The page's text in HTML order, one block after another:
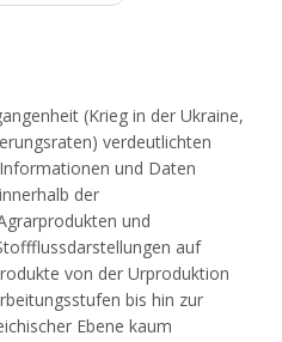
(Krieg in der Ukraine,
verdeutlichten
und Daten
der
und
auf
von der Urproduktion
bis hin zur
Ebene kaum